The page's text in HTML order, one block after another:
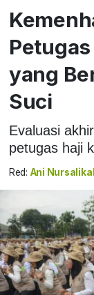
yang
Suci
Evaluasi
petugas haji
Red: Ani